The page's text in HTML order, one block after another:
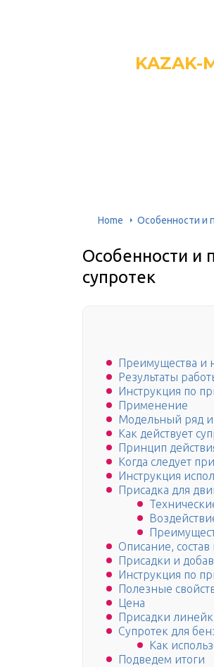
KAZAK-
Home Особенности и
Особенности и
супротек
Преимущества и
Результаты
Инструкция по
Применение
Модельный ряд и
Как действует
Принцип
Когда следует
Инструкция
Присадка для
Описание, состав
Присадки и
Инструкция по
Полезные
Цена
Присадки
Супротек для
Как
Подведем итоги